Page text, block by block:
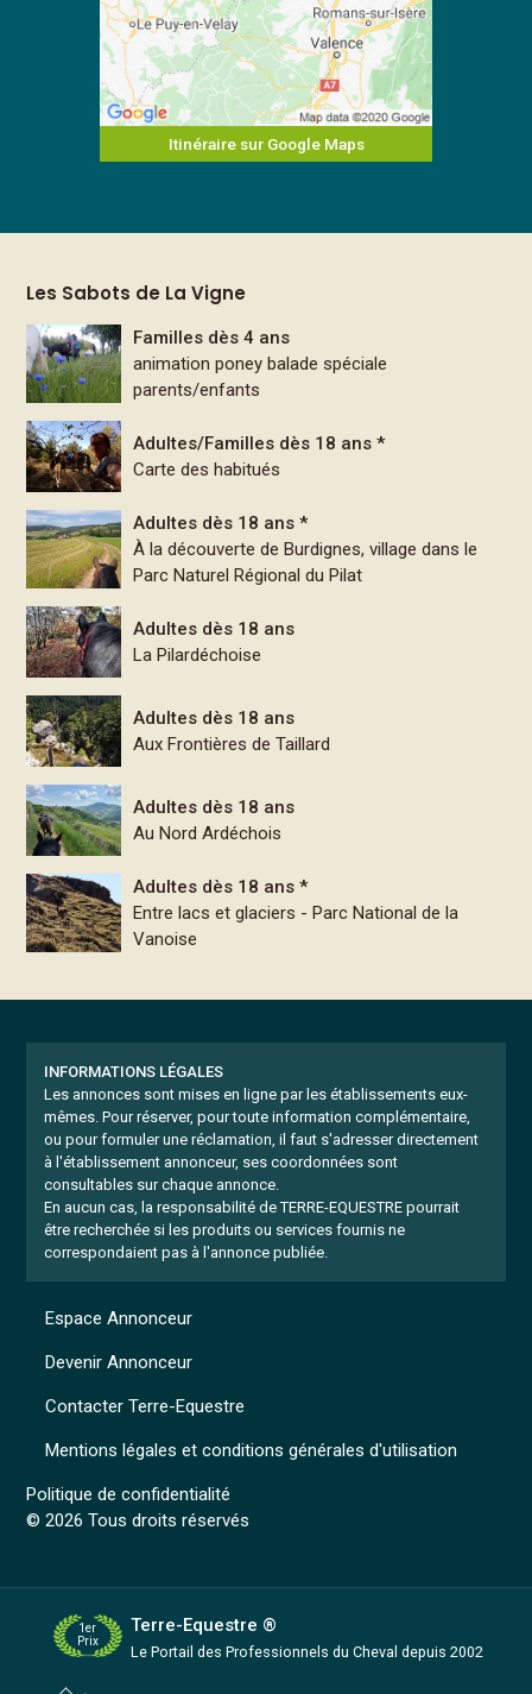
Itinéraire sur Google Maps
Les Sabots de La Vigne
Familles dès 4 ans
animation poney balade spéciale
parents/enfants
Adultes/Familles dès 18 ans *
Carte des habitués
Adultes dès 18 ans *
À la découverte de Burdignes, village dans le
Parc Naturel Régional du Pilat
Adultes dès 18 ans
La Pilardéchoise
Adultes dès 18 ans
Aux Frontières de Taillard
Adultes dès 18 ans
Au Nord Ardéchois
Adultes dès 18 ans *
Entre lacs et glaciers - Parc National de la
Vanoise
INFORMATIONS LÉGALES
Les annonces sont mises en ligne par les établissements eux-
mêmes. Pour réserver, pour toute information complémentaire,
ou pour formuler une réclamation, il faut s'adresser directement
à l'établissement annonceur, ses coordonnées sont
consultables sur chaque annonce.
En aucun cas, la responsabilité de TERRE-EQUESTRE pourrait
être recherchée si les produits ou services fournis ne
correspondaient pas à l'annonce publiée.
Mentions légales et conditions générales d'utilisation
Politique de confidentialité
© 2026 Tous droits réservés
Espace Annonceur
Devenir Annonceur
Contacter Terre-Equestre
1er
Prix
Terre-Equestre ®
Le Portail des Professionnels du Cheval depuis 2002